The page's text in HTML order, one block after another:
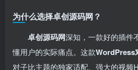
为什么选择卓创源码网？
卓创源码网深知，一款好的插件
懂用户的实际痛点。这款WordPress
对子比主题的独家适配、强大的视频